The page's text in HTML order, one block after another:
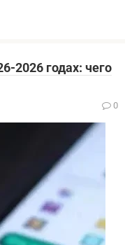
2026 годах: чего
0